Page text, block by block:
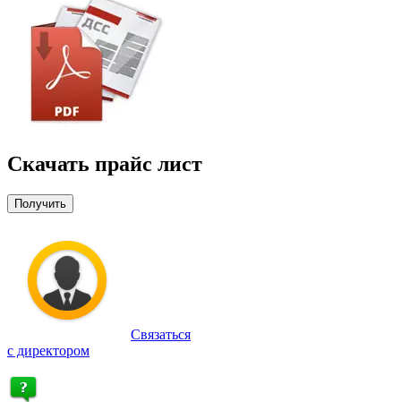
Скачать прайс лист
Получить
Связаться
с директором